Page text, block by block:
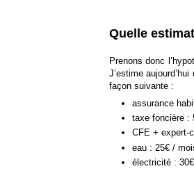
Quelle
Prenons donc
J’estime aujourd’hui
façon suivante :
assurance
taxe foncière :
CFE + expert-
eau : 25€ /
électricité :